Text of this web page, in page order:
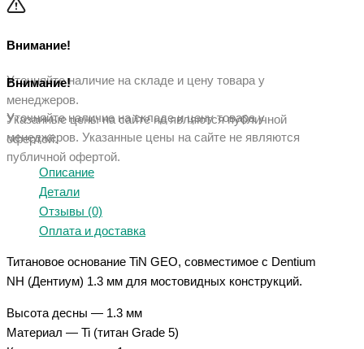
Внимание!
Уточняйте наличие на складе и цену товара у
менеджеров.
Указанные цены на сайте не являются публичной
офертой.
Внимание!
Уточняйте наличие на складе и цену товара у
менеджеров. Указанные цены на сайте не являются
публичной офертой.
Описание
Детали
Отзывы (0)
Оплата и доставка
Титановое основание TiN GEO, совместимое с Dentium
NH (Дентиум) 1.3 мм для мостовидных конструкций.
Высота десны — 1.3 мм
Материал — Ti (титан Grade 5)